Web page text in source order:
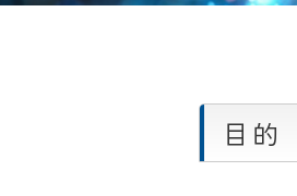
目的